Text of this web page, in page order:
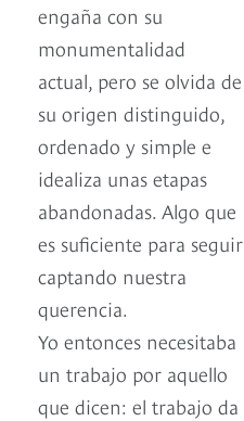
engaña con su
monumentalidad
actual, pero se olvida de
su origen distinguido,
ordenado y simple e
idealiza unas etapas
abandonadas. Algo que
es suficiente para seguir
captando nuestra
querencia.
Yo entonces necesitaba
un trabajo por aquello
que dicen: el trabajo da